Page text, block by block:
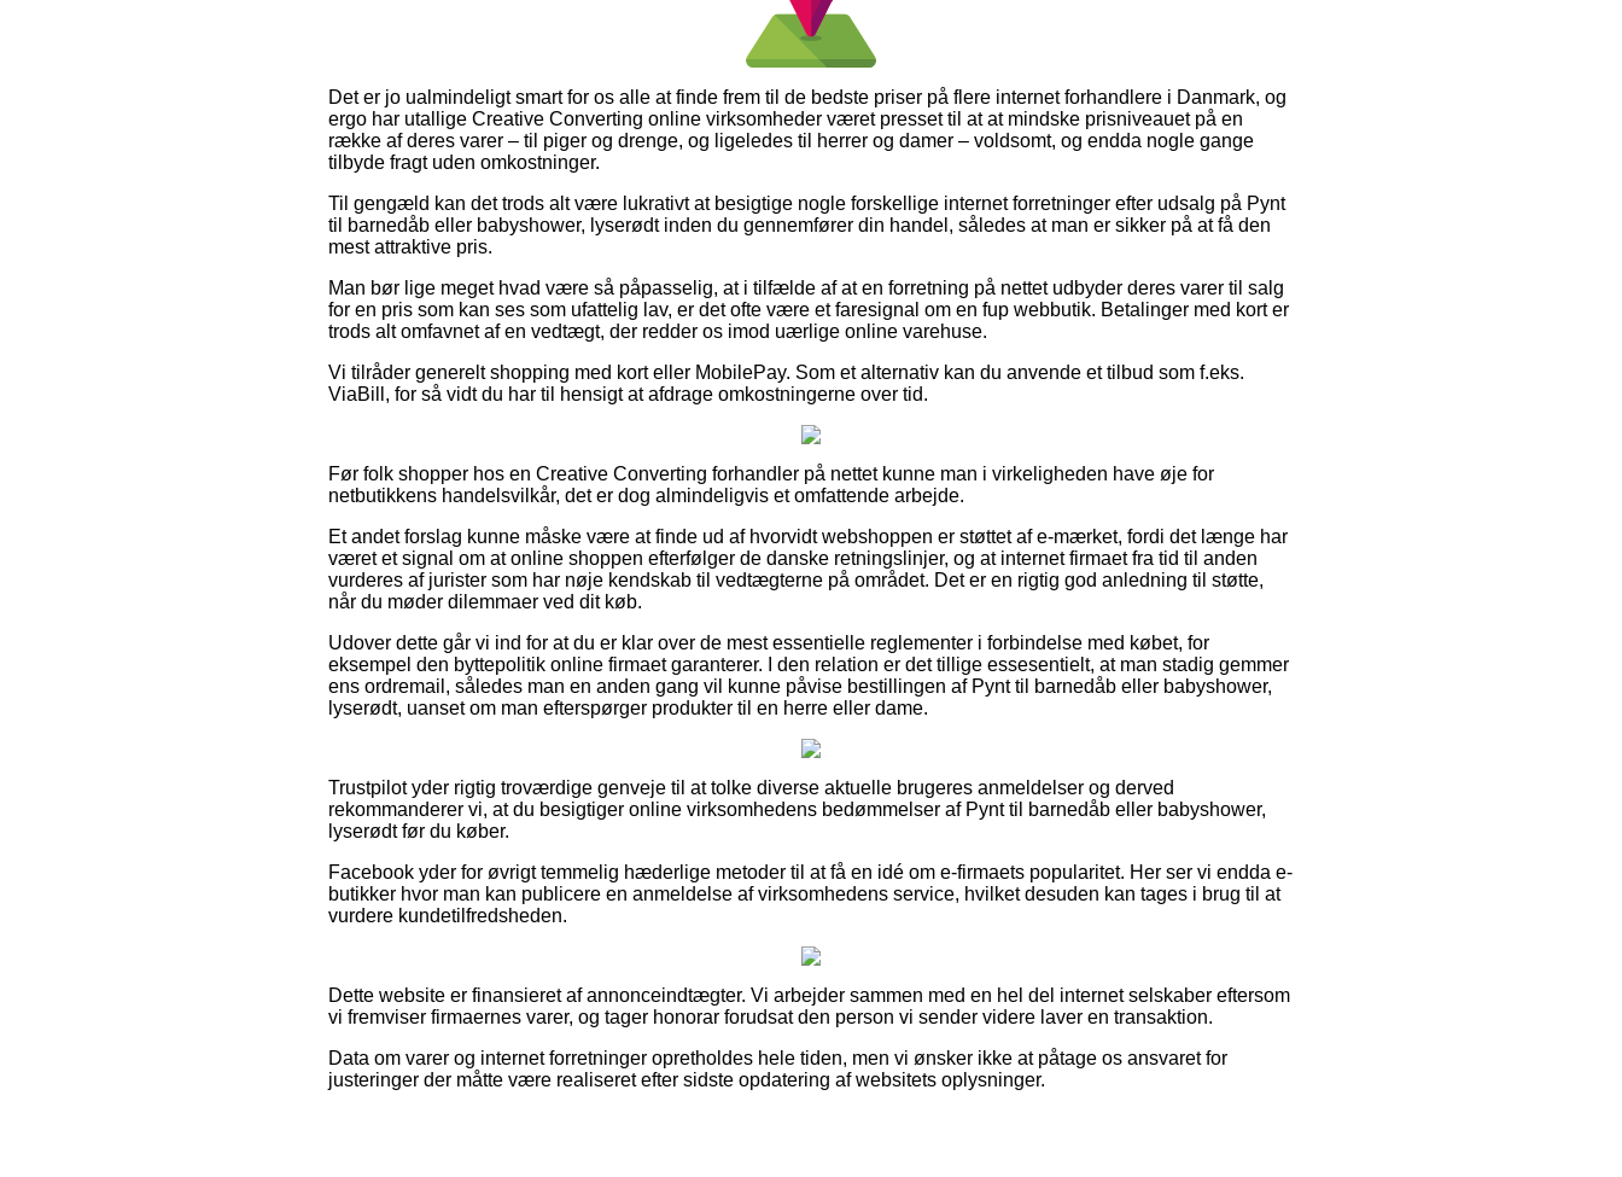
Det er jo ualmindeligt smart for os alle at finde frem til de bedste priser på flere internet forhandlere i Danmark, og
ergo har utallige Creative Converting online virksomheder været presset til at at mindske prisniveauet på en
række af deres varer – til piger og drenge, og ligeledes til herrer og damer – voldsomt, og endda nogle gange
tilbyde fragt uden omkostninger.
Til gengæld kan det trods alt være lukrativt at besigtige nogle forskellige internet forretninger efter udsalg på Pynt
til barnedåb eller babyshower, lyserødt inden du gennemfører din handel, således at man er sikker på at få den
mest attraktive pris.
Man bør lige meget hvad være så påpasselig, at i tilfælde af at en forretning på nettet udbyder deres varer til salg
for en pris som kan ses som ufattelig lav, er det ofte være et faresignal om en fup webbutik. Betalinger med kort er
trods alt omfavnet af en vedtægt, der redder os imod uærlige online varehuse.
Vi tilråder generelt shopping med kort eller MobilePay. Som et alternativ kan du anvende et tilbud som f.eks.
ViaBill, for så vidt du har til hensigt at afdrage omkostningerne over tid.
Før folk shopper hos en Creative Converting forhandler på nettet kunne man i virkeligheden have øje for
netbutikkens handelsvilkår, det er dog almindeligvis et omfattende arbejde.
Et andet forslag kunne måske være at finde ud af hvorvidt webshoppen er støttet af e-mærket, fordi det længe har
været et signal om at online shoppen efterfølger de danske retningslinjer, og at internet firmaet fra tid til anden
vurderes af jurister som har nøje kendskab til vedtægterne på området. Det er en rigtig god anledning til støtte,
når du møder dilemmaer ved dit køb.
Udover dette går vi ind for at du er klar over de mest essentielle reglementer i forbindelse med købet, for
eksempel den byttepolitik online firmaet garanterer. I den relation er det tillige essesentielt, at man stadig gemmer
ens ordremail, således man en anden gang vil kunne påvise bestillingen af Pynt til barnedåb eller babyshower,
lyserødt, uanset om man efterspørger produkter til en herre eller dame.
Trustpilot yder rigtig troværdige genveje til at tolke diverse aktuelle brugeres anmeldelser og derved
rekommanderer vi, at du besigtiger online virksomhedens bedømmelser af Pynt til barnedåb eller babyshower,
lyserødt før du køber.
Facebook yder for øvrigt temmelig hæderlige metoder til at få en idé om e-firmaets popularitet. Her ser vi endda e-
butikker hvor man kan publicere en anmeldelse af virksomhedens service, hvilket desuden kan tages i brug til at
vurdere kundetilfredsheden.
Dette website er finansieret af annonceindtægter. Vi arbejder sammen med en hel del internet selskaber eftersom
vi fremviser firmaernes varer, og tager honorar forudsat den person vi sender videre laver en transaktion.
Data om varer og internet forretninger opretholdes hele tiden, men vi ønsker ikke at påtage os ansvaret for
justeringer der måtte være realiseret efter sidste opdatering af websitets oplysninger.